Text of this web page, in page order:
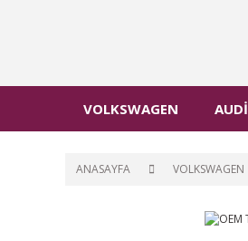
VOLKSWAGEN AUDİ
ANASAYFA VOLKSWAGEN